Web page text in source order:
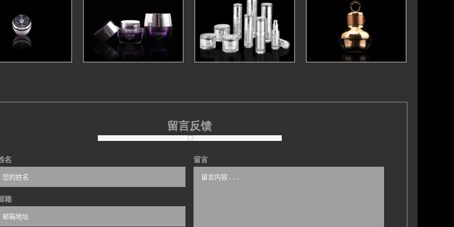
留言反馈
名
箱
留言